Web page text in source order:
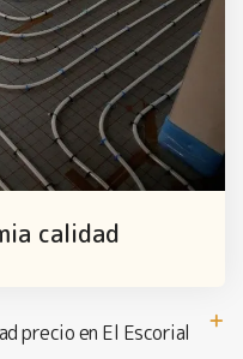
calidad
precio en El Escorial